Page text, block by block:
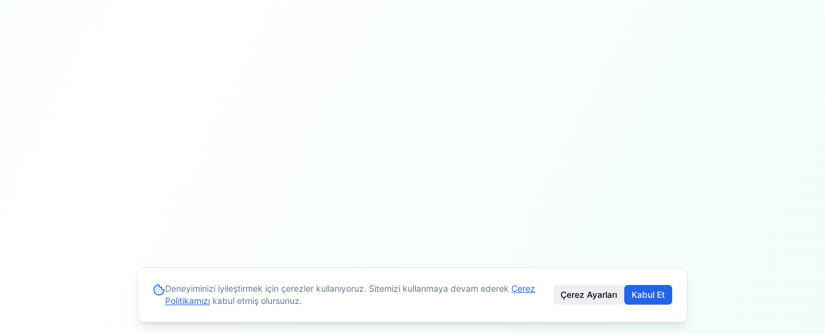
Deneyiminizi iyileştirmek için çerezler kullanıyoruz. Sitemizi kullanmaya devam ederek Çerez
Politikamızı kabul etmiş olursunuz.
Çerez Ayarları Kabul Et